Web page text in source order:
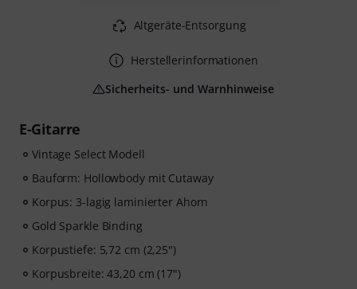
E-Gitarre
Vintage Select Modell
Bauform: Hollowbody mit Cutaway
Korpus: 3-lagig laminierter Ahorn
Gold Sparkle Binding
Korpustiefe: 5,72 cm (2,25")
Korpusbreite: 43,20 cm (17")
Altgeräte-Entsorgung
Herstellerinformationen
Sicherheits- und Warnhinweise